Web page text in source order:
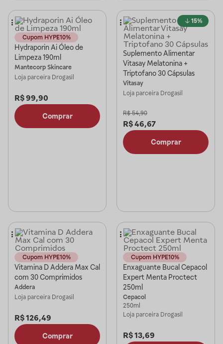
Cupom HYPE10%
Hydraporin Ai Óleo de
Limpeza 190ml
Mantecorp Skincare
Loja parceira Drogasil
R$99,90
Comprar
15%
Suplemento Alimentar
Vitasay Melatonina +
Triptofano 30 Cápsulas
Vitasay
Loja parceira Drogasil
R$ 54,90
R$46,67
Comprar
Cupom HYPE10%
Vitamina D Addera Max Cal
com 30 Comprimidos
Addera
Loja parceira Drogasil
R$126,49
Comprar
Cupom HYPE10%
Enxaguante Bucal Cepacol
Expert Menta Proctect
250ml
Cepacol
250ml
Loja parceira Drogasil
R$13,69